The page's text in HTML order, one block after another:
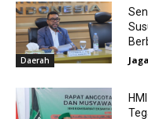
Daerah